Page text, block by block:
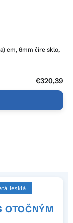
cm, 6mm číre sklo,
€320,39
lesklá
OTOČNÝM